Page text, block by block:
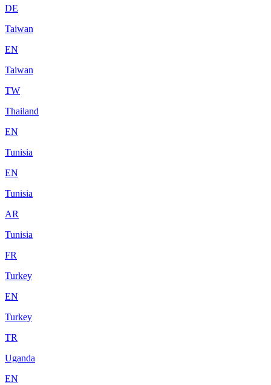
DE
Taiwan
EN
Taiwan
TW
Thailand
EN
Tunisia
EN
Tunisia
AR
Tunisia
FR
Turkey
EN
Turkey
TR
Uganda
EN